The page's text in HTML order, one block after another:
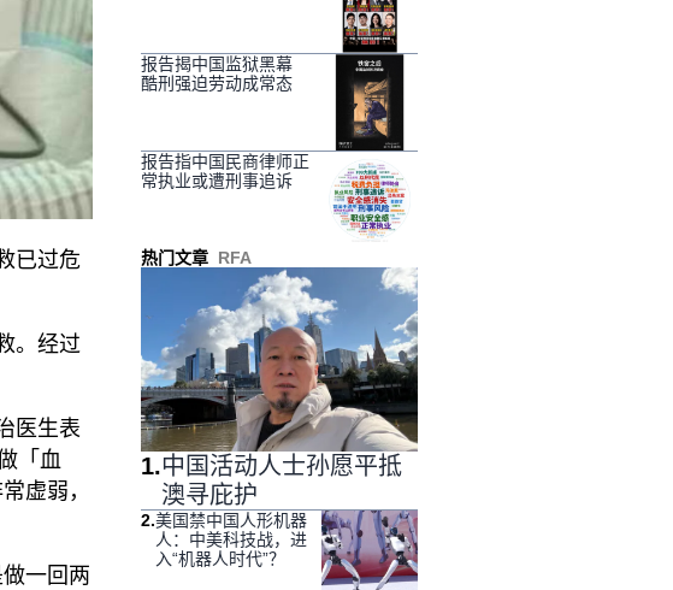
已过危
。经过
医生表
「血
虚弱，
一回两
报告揭中国监狱黑幕
酷刑强迫劳动成常态
报告指中国民商律师正
常执业或遭刑事追诉
热门文章 RFA
1.中国活动人士孙愿平抵
澳寻庇护
2.美国禁中国人形机器
人：中美科技战，进
入“机器人时代”？